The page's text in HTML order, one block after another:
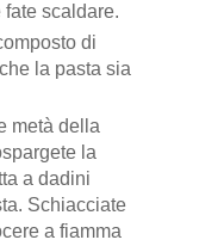
scaldare.
di
la pasta sia
metà della
la
a dadini
Schiacciate
a fiamma